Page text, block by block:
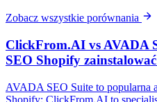
Zobacz wszystkie porównania
ClickFrom.AI vs AVADA
SEO Shopify
AVADA SEO Suite to popularna
Shopify; ClickFrom.AI to